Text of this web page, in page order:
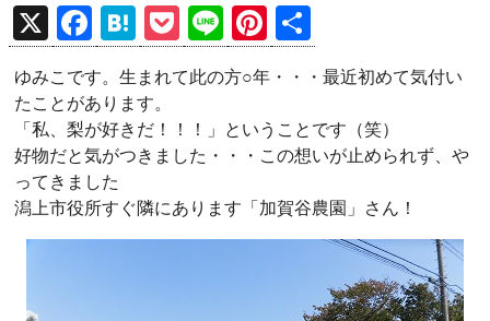
X
F
a
ce
b
o
o
k
H
at
e
n
a
P
o
ck
et
Li
n
e
Pi
nt
er
es
t
有
ゆみこです。生まれて此の方○年・・・最近初めて気付い
たことがあります。
「私、梨が好きだ！！！」ということです（笑）
好物だと気がつきました・・・この想いが止められず、や
ってきました
潟上市役所すぐ隣にあります「加賀谷農園」さん！